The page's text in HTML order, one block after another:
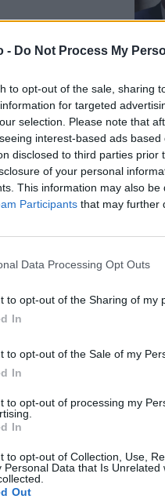
- Do Not Process My
to opt-out of the sale, sharing
for targeted
selection. Please note that
interest-based ads
disclosed to third parties
of your personal
This information may also
Participants that may further
Data Processing Opt Outs
to opt-out of the Sharing of my
In
to opt-out of the Sale of my
In
to opt-out of processing my
In
to opt-out of Collection, Use,
Personal Data that Is
Out
Tovaglieri
paralisi
non si
con
al gip
"Non c'è